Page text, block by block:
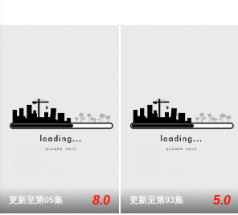
更新至第05集 8.0 更新至第93集 5.0